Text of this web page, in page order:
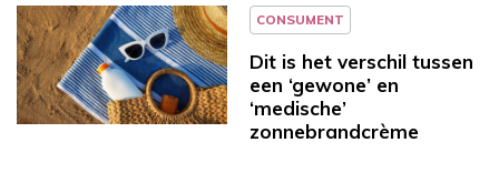
CONSUMENT
Dit is het verschil tussen
een ‘gewone’ en
‘medische’
zonnebrandcrème